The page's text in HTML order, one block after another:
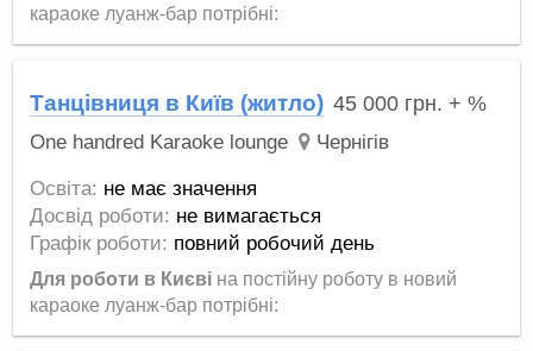
караоке луанж-бар потрібні:
Танцівниця в Київ (житло) 45 000 грн. + %
One handred Karaoke lounge Чернігів
Освіта: не має значення
Досвід роботи: не вимагається
Графік роботи: повний робочий день
Для роботи в Києві на постійну роботу в новий
караоке луанж-бар потрібні: